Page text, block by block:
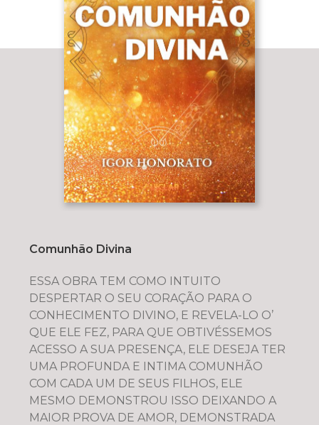
Comunhão Divina
ESSA OBRA TEM COMO INTUITO
DESPERTAR O SEU CORAÇÃO PARA O
CONHECIMENTO DIVINO, E REVELA-LO O’
QUE ELE FEZ, PARA QUE OBTIVÉSSEMOS
ACESSO A SUA PRESENÇA, ELE DESEJA TER
UMA PROFUNDA E INTIMA COMUNHÃO
COM CADA UM DE SEUS FILHOS, ELE
MESMO DEMONSTROU ISSO DEIXANDO A
MAIOR PROVA DE AMOR, DEMONSTRADA